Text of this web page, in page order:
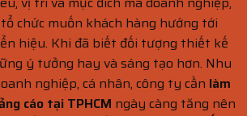
chức muốn khách hàng hướng tới
hiệu. Khi đã biết đối tượng thiết kế
ý tưởng hay và sáng tạo hơn. Nhu
nghiệp, cá nhân, công ty cần làm
cáo tại TPHCM ngày càng tăng nên